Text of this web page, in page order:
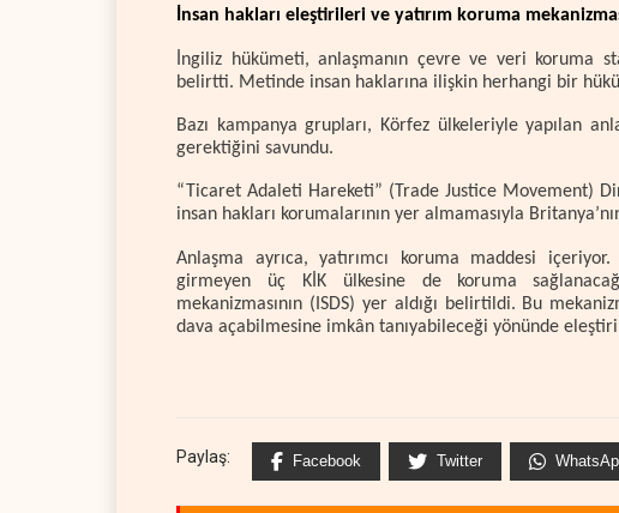
İnsan hakları eleştirileri ve yatırım koruma
İngiliz hükümeti, anlaşmanın çevre ve veri koruma
belirtti. Metinde insan haklarına ilişkin herhangi bir
Bazı kampanya grupları, Körfez ülkeleriyle yapılan
gerektiğini savundu.
“Ticaret Adaleti Hareketi” (Trade Justice Movement)
insan hakları korumalarının yer almamasıyla
Anlaşma ayrıca, yatırımcı koruma maddesi
girmeyen üç KİK ülkesine de koruma
mekanizmasının (ISDS) yer aldığı belirtildi. Bu
dava açabilmesine imkân tanıyabileceği yönünde
Paylaş: Facebook Twitter